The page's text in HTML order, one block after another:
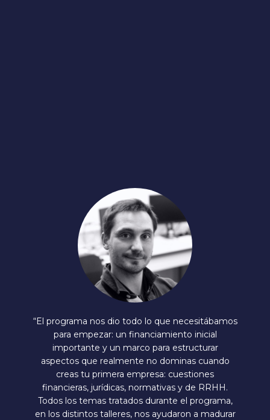
“El programa nos dio todo lo que necesitábamos
para empezar: un financiamiento inicial
importante y un marco para estructurar
aspectos que realmente no dominas cuando
creas tu primera empresa: cuestiones
financieras, jurídicas, normativas y de RRHH.
Todos los temas tratados durante el programa,
en los distintos talleres, nos ayudaron a madurar